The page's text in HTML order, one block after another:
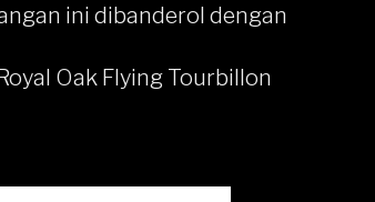
ini dibanderol dengan
Oak Flying Tourbillon